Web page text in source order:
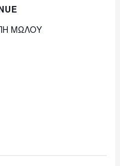
ΜΩΛΟΥ